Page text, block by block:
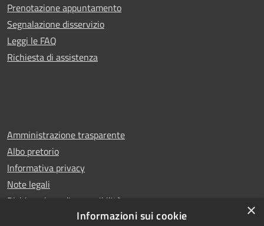
Prenotazione appuntamento
Segnalazione disservizio
Leggi le FAQ
Richiesta di assistenza
Amministrazione trasparente
Albo pretorio
Informativa privacy
Note legali
Dichiarazione di accessibilità
×
Informazioni sui cookie